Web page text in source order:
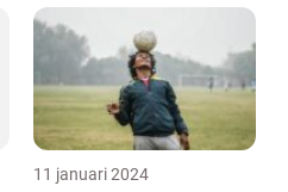
11 januari 2024